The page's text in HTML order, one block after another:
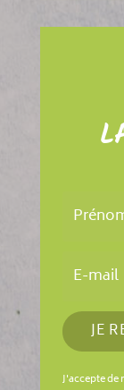
JE
J'accepte de